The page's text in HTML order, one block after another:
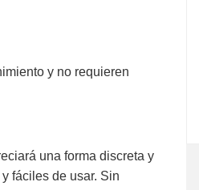
y no requieren
una forma discreta y
fáciles de usar. Sin